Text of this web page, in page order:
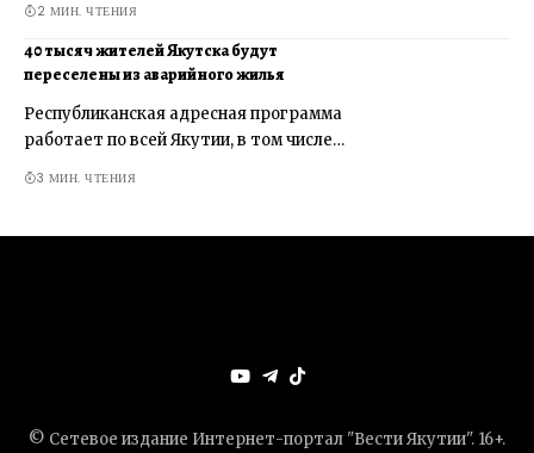
2 МИН. ЧТЕНИЯ
40 тысяч жителей Якутска будут
переселены из аварийного жилья
Республиканская адресная программа
работает по всей Якутии, в том числе…
3 МИН. ЧТЕНИЯ
© Сетевое издание Интернет-портал "Вести Якутии". 16+.